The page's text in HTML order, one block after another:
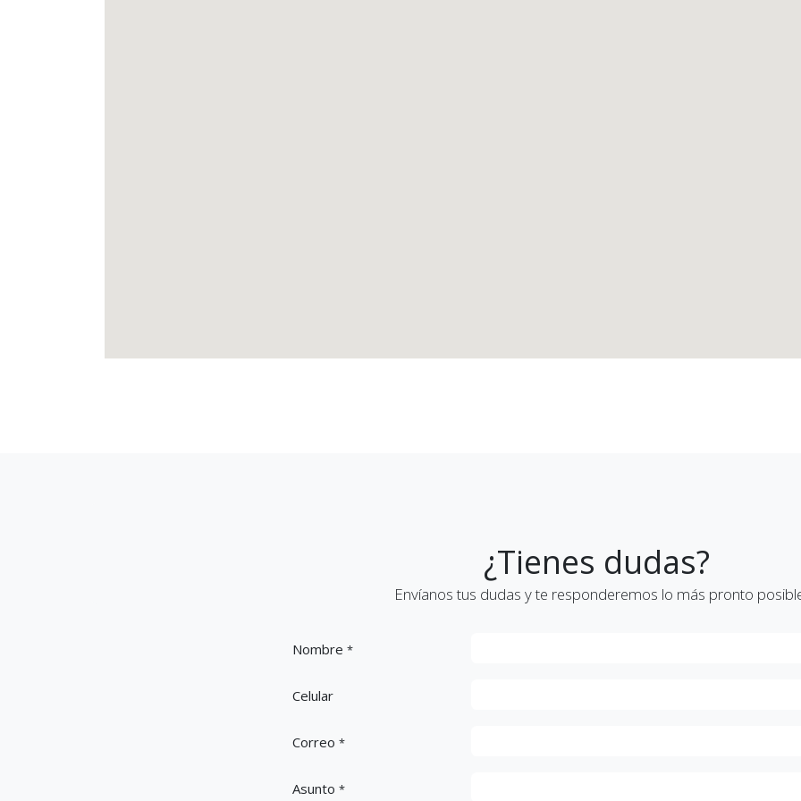
¿Tienes dudas?
Envíanos tus dudas y te responderemos lo más pronto
Nombre *
Celular
Correo *
Asunto *